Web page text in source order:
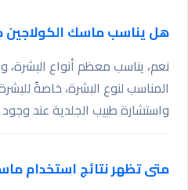
هل يناسب ماسك الكولاجين
نعم، يناسب معظم أنواع البشرة،
المناسب لنوع البشرة، خاصةً
واستشارة طبيب الجلدية عند
متى تظهر نتائج استخدام